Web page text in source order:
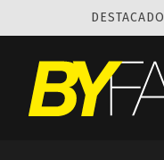
DESTACADO